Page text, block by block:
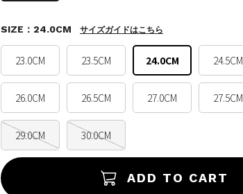
23.0CM 23.5CM 24.0CM 24.5CM
26.0CM 26.5CM 27.0CM 27.5CM
29.0CM 30.0CM
SIZE：24.0CM サイズガイドはこちら
ADD TO CART